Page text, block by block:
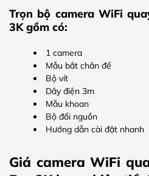
Trọn bộ camera WiFi
3K gồm có:
1 camera
Mẫu bắt chân đế
Bộ vít
Dây điện 3m
Mẫu khoan
Bộ đổi nguồn
Hướng dẫn cài đặt nhanh
Giá camera WiFi